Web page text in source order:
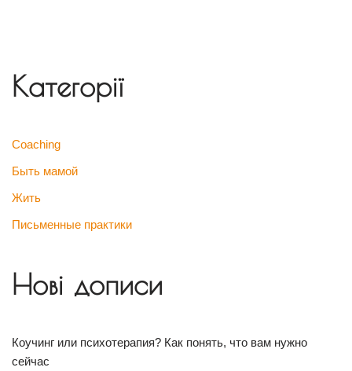
Категорії
Coaching
Быть мамой
Жить
Письменные практики
Нові дописи
Коучинг или психотерапия? Как понять, что вам нужно
сейчас